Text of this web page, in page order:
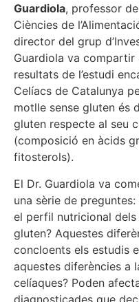
Guardiola, professor
Ciències de
director del grup
Guardiola va compartir
resultats de l’estudi
Celíacs de Catalunya
motlle sense gluten és
gluten respecte al seu
(composició en àcids
fitosterols).
El Dr. Guardiola va
una sèrie de
el perfil nutricional
gluten? Aquestes
concloents els estudis
aquestes diferències a
celíaques? Poden
diagnosticades que